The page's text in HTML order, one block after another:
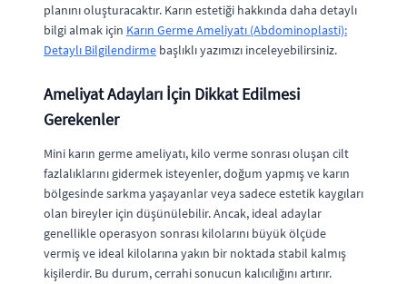
planını oluşturacaktır. Karın estetiği hakkında daha detaylı
bilgi almak için Karın Germe Ameliyatı (Abdominoplasti):
Detaylı Bilgilendirme başlıklı yazımızı inceleyebilirsiniz.
Ameliyat Adayları İçin Dikkat Edilmesi
Gerekenler
Mini karın germe ameliyatı, kilo verme sonrası oluşan cilt
fazlalıklarını gidermek isteyenler, doğum yapmış ve karın
bölgesinde sarkma yaşayanlar veya sadece estetik kaygıları
olan bireyler için düşünülebilir. Ancak, ideal adaylar
genellikle operasyon sonrası kilolarını büyük ölçüde
vermiş ve ideal kilolarına yakın bir noktada stabil kalmış
kişilerdir. Bu durum, cerrahi sonucun kalıcılığını artırır.